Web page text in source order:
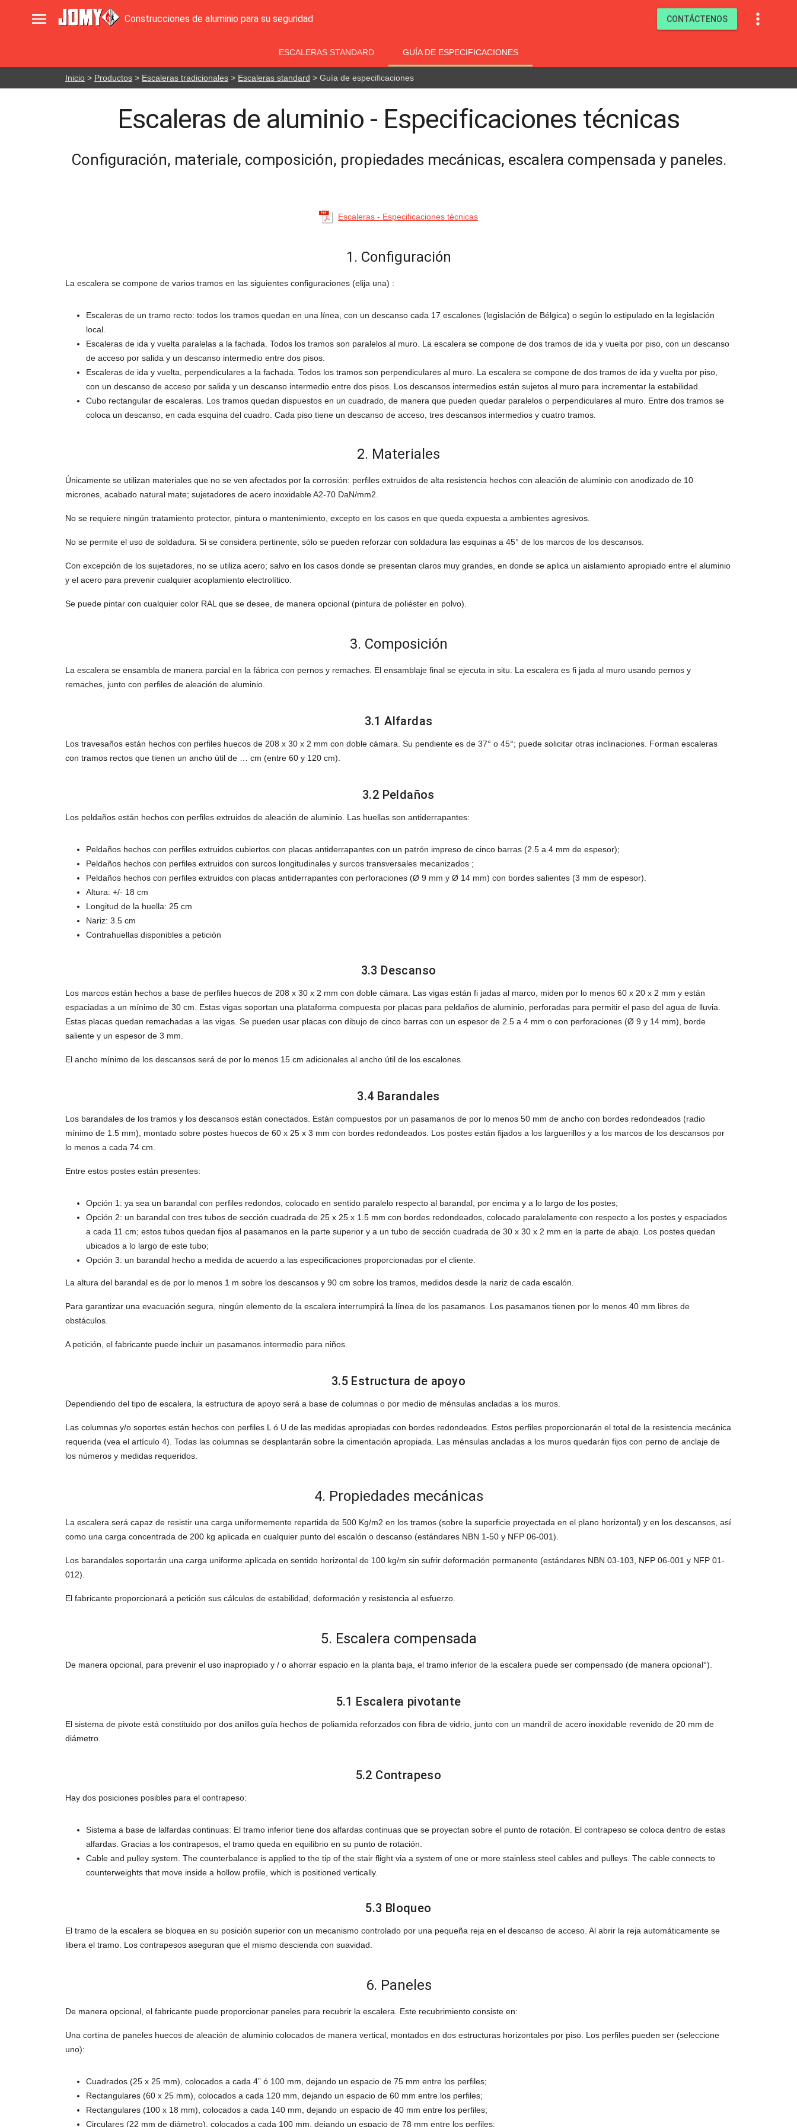
 Construcciones de aluminio para su seguridad CONTÁCTENOS 
ESCALERAS STANDARD GUÍA DE ESPECIFICACIONES
Inicio > Productos > Escaleras tradicionales > Escaleras standard > Guía de especificaciones
Escaleras de aluminio - Especificaciones técnicas
Configuración, materiale, composición, propiedades mecánicas, escalera compensada y paneles.
Escaleras - Especificaciones técnicas
1. Configuración
La escalera se compone de varios tramos en las siguientes configuraciones (elija una) :
Escaleras de un tramo recto: todos los tramos quedan en una línea, con un descanso cada 17 escalones (legislación de Bélgica) o según lo estipulado en la legislación
local.
Escaleras de ida y vuelta paralelas a la fachada. Todos los tramos son paralelos al muro. La escalera se compone de dos tramos de ida y vuelta por piso, con un descanso
de acceso por salida y un descanso intermedio entre dos pisos.
Escaleras de ida y vuelta, perpendiculares a la fachada. Todos los tramos son perpendiculares al muro. La escalera se compone de dos tramos de ida y vuelta por piso,
con un descanso de acceso por salida y un descanso intermedio entre dos pisos. Los descansos intermedios están sujetos al muro para incrementar la estabilidad.
Cubo rectangular de escaleras. Los tramos quedan dispuestos en un cuadrado, de manera que pueden quedar paralelos o perpendiculares al muro. Entre dos tramos se
coloca un descanso, en cada esquina del cuadro. Cada piso tiene un descanso de acceso, tres descansos intermedios y cuatro tramos.
2. Materiales
Únicamente se utilizan materiales que no se ven afectados por la corrosión: perfiles extruidos de alta resistencia hechos con aleación de aluminio con anodizado de 10
micrones, acabado natural mate; sujetadores de acero inoxidable A2-70 DaN/mm2.
No se requiere ningún tratamiento protector, pintura o mantenimiento, excepto en los casos en que queda expuesta a ambientes agresivos.
No se permite el uso de soldadura. Si se considera pertinente, sólo se pueden reforzar con soldadura las esquinas a 45° de los marcos de los descansos.
Con excepción de los sujetadores, no se utiliza acero; salvo en los casos donde se presentan claros muy grandes, en donde se aplica un aislamiento apropiado entre el aluminio
y el acero para prevenir cualquier acoplamiento electrolítico.
Se puede pintar con cualquier color RAL que se desee, de manera opcional (pintura de poliéster en polvo).
3. Composición
La escalera se ensambla de manera parcial en la fábrica con pernos y remaches. El ensamblaje final se ejecuta in situ. La escalera es fi jada al muro usando pernos y
remaches, junto con perfiles de aleación de aluminio.
3.1 Alfardas
Los travesaños están hechos con perfiles huecos de 208 x 30 x 2 mm con doble cámara. Su pendiente es de 37° o 45°; puede solicitar otras inclinaciones. Forman escaleras
con tramos rectos que tienen un ancho útil de … cm (entre 60 y 120 cm).
3.2 Peldaños
Los peldaños están hechos con perfiles extruidos de aleación de aluminio. Las huellas son antiderrapantes:
Peldaños hechos con perfiles extruidos cubiertos con placas antiderrapantes con un patrón impreso de cinco barras (2.5 a 4 mm de espesor);
Peldaños hechos con perfiles extruidos con surcos longitudinales y surcos transversales mecanizados ;
Peldaños hechos con perfiles extruidos con placas antiderrapantes con perforaciones (Ø 9 mm y Ø 14 mm) con bordes salientes (3 mm de espesor).
Altura: +/- 18 cm
Longitud de la huella: 25 cm
Nariz: 3.5 cm
Contrahuellas disponibles a petición
3.3 Descanso
Los marcos están hechos a base de perfiles huecos de 208 x 30 x 2 mm con doble cámara. Las vigas están fi jadas al marco, miden por lo menos 60 x 20 x 2 mm y están
espaciadas a un mínimo de 30 cm. Estas vigas soportan una plataforma compuesta por placas para peldaños de aluminio, perforadas para permitir el paso del agua de lluvia.
Estas placas quedan remachadas a las vigas. Se pueden usar placas con dibujo de cinco barras con un espesor de 2.5 a 4 mm o con perforaciones (Ø 9 y 14 mm), borde
saliente y un espesor de 3 mm.
El ancho mínimo de los descansos será de por lo menos 15 cm adicionales al ancho útil de los escalones.
3.4 Barandales
Los barandales de los tramos y los descansos están conectados. Están compuestos por un pasamanos de por lo menos 50 mm de ancho con bordes redondeados (radio
mínimo de 1.5 mm), montado sobre postes huecos de 60 x 25 x 3 mm con bordes redondeados. Los postes están fijados a los larguerillos y a los marcos de los descansos por
lo menos a cada 74 cm.
Entre estos postes están presentes:
Opción 1: ya sea un barandal con perfiles redondos, colocado en sentido paralelo respecto al barandal, por encima y a lo largo de los postes;
Opción 2: un barandal con tres tubos de sección cuadrada de 25 x 25 x 1.5 mm con bordes redondeados, colocado paralelamente con respecto a los postes y espaciados
a cada 11 cm; estos tubos quedan fijos al pasamanos en la parte superior y a un tubo de sección cuadrada de 30 x 30 x 2 mm en la parte de abajo. Los postes quedan
ubicados a lo largo de este tubo;
Opción 3: un barandal hecho a medida de acuerdo a las especificaciones proporcionadas por el cliente.
La altura del barandal es de por lo menos 1 m sobre los descansos y 90 cm sobre los tramos, medidos desde la nariz de cada escalón.
Para garantizar una evacuación segura, ningún elemento de la escalera interrumpirá la línea de los pasamanos. Los pasamanos tienen por lo menos 40 mm libres de
obstáculos.
A petición, el fabricante puede incluir un pasamanos intermedio para niños.
3.5 Estructura de apoyo
Dependiendo del tipo de escalera, la estructura de apoyo será a base de columnas o por medio de ménsulas ancladas a los muros.
Las columnas y/o soportes están hechos con perfiles L ó U de las medidas apropiadas con bordes redondeados. Estos perfiles proporcionarán el total de la resistencia mecánica
requerida (vea el artículo 4). Todas las columnas se desplantarán sobre la cimentación apropiada. Las ménsulas ancladas a los muros quedarán fijos con perno de anclaje de
los números y medidas requeridos.
4. Propiedades mecánicas
La escalera será capaz de resistir una carga uniformemente repartida de 500 Kg/m2 en los tramos (sobre la superficie proyectada en el plano horizontal) y en los descansos, así
como una carga concentrada de 200 kg aplicada en cualquier punto del escalón o descanso (estándares NBN 1-50 y NFP 06-001).
Los barandales soportarán una carga uniforme aplicada en sentido horizontal de 100 kg/m sin sufrir deformación permanente (estándares NBN 03-103, NFP 06-001 y NFP 01-
012).
El fabricante proporcionará a petición sus cálculos de estabilidad, deformación y resistencia al esfuerzo.
5. Escalera compensada
De manera opcional, para prevenir el uso inapropiado y / o ahorrar espacio en la planta baja, el tramo inferior de la escalera puede ser compensado (de manera opcional°).
5.1 Escalera pivotante
El sistema de pivote está constituido por dos anillos guía hechos de poliamida reforzados con fibra de vidrio, junto con un mandril de acero inoxidable revenido de 20 mm de
diámetro.
5.2 Contrapeso
Hay dos posiciones posibles para el contrapeso:
Sistema a base de lalfardas continuas: El tramo inferior tiene dos alfardas continuas que se proyectan sobre el punto de rotación. El contrapeso se coloca dentro de estas
alfardas. Gracias a los contrapesos, el tramo queda en equilibrio en su punto de rotación.
Cable and pulley system. The counterbalance is applied to the tip of the stair flight via a system of one or more stainless steel cables and pulleys. The cable connects to
counterweights that move inside a hollow profile, which is positioned vertically.
5.3 Bloqueo
El tramo de la escalera se bloquea en su posición superior con un mecanismo controlado por una pequeña reja en el descanso de acceso. Al abrir la reja automáticamente se
libera el tramo. Los contrapesos aseguran que el mismo descienda con suavidad.
6. Paneles
De manera opcional, el fabricante puede proporcionar paneles para recubrir la escalera. Este recubrimiento consiste en:
Una cortina de paneles huecos de aleación de aluminio colocados de manera vertical, montados en dos estructuras horizontales por piso. Los perfiles pueden ser (seleccione
uno):
Cuadrados (25 x 25 mm), colocados a cada 4” ó 100 mm, dejando un espacio de 75 mm entre los perfiles;
Rectangulares (60 x 25 mm), colocados a cada 120 mm, dejando un espacio de 60 mm entre los perfiles;
Rectangulares (100 x 18 mm), colocados a cada 140 mm, dejando un espacio de 40 mm entre los perfiles;
Circulares (22 mm de diámetro), colocados a cada 100 mm, dejando un espacio de 78 mm entre los perfiles;